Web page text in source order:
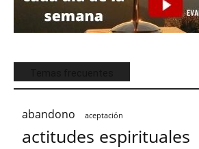
abandono aceptación
actitudes espirituales